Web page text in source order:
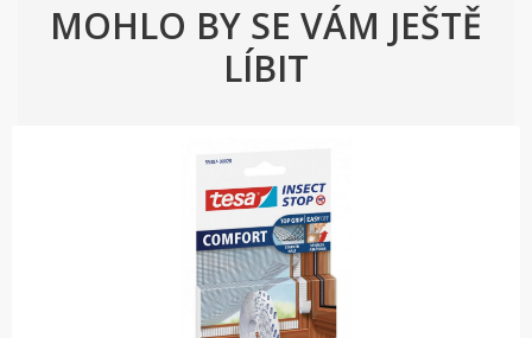
MOHLO BY SE VÁM JEŠTĚ
LÍBIT